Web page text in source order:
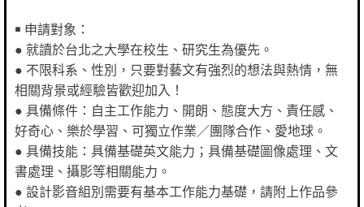
￭ 申請對象：
● 就讀於台北之大學在校生、研究生為優先。
● 不限科系、性別，只要對藝文有強烈的想法與熱情，無
相關背景或經驗皆歡迎加入！
● 具備條件：自主工作能力、開朗、態度大方、責任感、
好奇心、樂於學習、可獨立作業／團隊合作、愛地球。
● 具備技能：具備基礎英文能力；具備基礎圖像處理、文
書處理、攝影等相關能力。
● 設計影音組別需要有基本工作能力基礎，請附上作品參